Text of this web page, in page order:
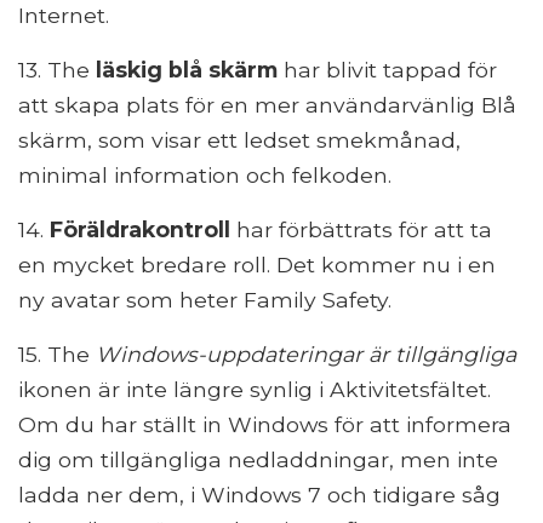
Internet.
13. The läskig blå skärm har blivit tappad för
att skapa plats för en mer användarvänlig Blå
skärm, som visar ett ledset smekmånad,
minimal information och felkoden.
14. Föräldrakontroll har förbättrats för att ta
en mycket bredare roll. Det kommer nu i en
ny avatar som heter Family Safety.
15. The Windows-uppdateringar är tillgängliga
ikonen är inte längre synlig i Aktivitetsfältet.
Om du har ställt in Windows för att informera
dig om tillgängliga nedladdningar, men inte
ladda ner dem, i Windows 7 och tidigare såg